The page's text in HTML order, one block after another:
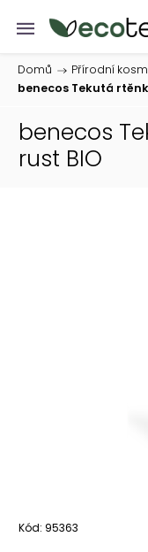
Domů / Přírodní
benecos Tekutá
benecos
rust BIO
Kód: 95363